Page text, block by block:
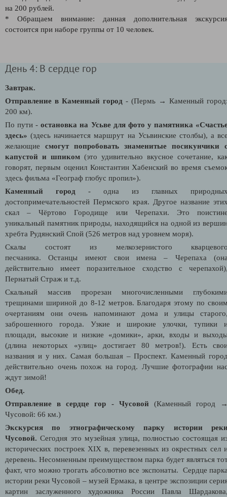
на 200 рублей.
* Обращаем внимание: данная дополнительная
состоится при наборе группы от 10 человек.
День 4: В сердце гор
Завтрак.
Отправление в Каменный город - (Пермь → Каменный
200 км).
По пути -остановка на Усьве для фото у памятника
здесь» (здесь начинается маршрут на Усьвинские столбы), а
желающие смогут попробовать знаменитые посикунчики
капустой и шпиком (это удивительно вкусное сочетание,
говорят, первым оценил Константин Хабенский во время
здесь фильма «Географ глобус пропил»).
Каменный город - одна из главных
достопримечательностей Пермского края. Другое название
скал – Чёртово Городище или Черепахи. Это
уникальный памятник природы, находящийся на одной из
хребта Рудянский Спой (526 метров над уровнем моря).
Скалы состоят из мелкозернистого
песчаника. Останцы имеют свои имена – Черепаха
действительно имеет поразительное сходство с
Пернатый Страж и т.д.
Скальный массив прорезан многочисленными
трещинами шириной до 8-12 метров. Благодаря этому по
очертаниям они очень напоминают дома и улицы
заброшенного города. Узкие и широкие улочки, тупики
площади, высокие и низкие «домики», арки, входы и
(длина некоторых «улиц» достигает 80 метров!). Есть
названия и у них. Самая большая – Проспект. Каменный
действительно очень похож на город. Лучшие фотографии
ждут зимой!
Обед.
Отправление в сердце гор - Чусовой (Каменный город
Чусовой: 66 км.)
Экскурсия по этнографическому парку истории
Чусовой. Сегодня это музейная улица, полностью состоящая
исторических построек XIX в, перевезенных из окрестных сел
деревень. Несомненным преимуществом парка будет являться
факт, что можно трогать абсолютно все экспонаты. Сердце
истории реки Чусовой – музей Ермака, в центре экспозиции
картин заслуженного художника России Павла